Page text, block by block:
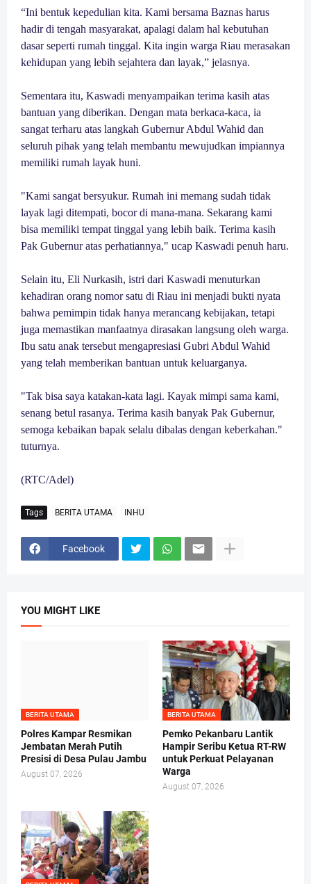
“Ini bentuk kepedulian kita. Kami bersama Baznas harus
hadir di tengah masyarakat, apalagi dalam hal kebutuhan
dasar seperti rumah tinggal. Kita ingin warga Riau merasakan
kehidupan yang lebih sejahtera dan layak,” jelasnya.
Sementara itu, Kaswadi menyampaikan terima kasih atas
bantuan yang diberikan. Dengan mata berkaca-kaca, ia
sangat terharu atas langkah Gubernur Abdul Wahid dan
seluruh pihak yang telah membantu mewujudkan impiannya
memiliki rumah layak huni.
"Kami sangat bersyukur. Rumah ini memang sudah tidak
layak lagi ditempati, bocor di mana-mana. Sekarang kami
bisa memiliki tempat tinggal yang lebih baik. Terima kasih
Pak Gubernur atas perhatiannya," ucap Kaswadi penuh haru.
Selain itu, Eli Nurkasih, istri dari Kaswadi menuturkan
kehadiran orang nomor satu di Riau ini menjadi bukti nyata
bahwa pemimpin tidak hanya merancang kebijakan, tetapi
juga memastikan manfaatnya dirasakan langsung oleh warga.
Ibu satu anak tersebut mengapresiasi Gubri Abdul Wahid
yang telah memberikan bantuan untuk keluarganya.
"Tak bisa saya katakan-kata lagi. Kayak mimpi sama kami,
senang betul rasanya. Terima kasih banyak Pak Gubernur,
semoga kebaikan bapak selalu dibalas dengan keberkahan."
tuturnya.
(RTC/Adel)
Tags BERITA UTAMA INHU
Facebook
YOU MIGHT LIKE
BERITA UTAMA
Polres Kampar Resmikan
Jembatan Merah Putih
Presisi di Desa Pulau Jambu
August 07, 2026
BERITA UTAMA
Pemko Pekanbaru Lantik
Hampir Seribu Ketua RT-RW
untuk Perkuat Pelayanan
Warga
August 07, 2026